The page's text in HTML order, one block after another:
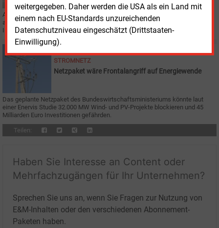
weitergegeben. Daher werden die USA als ein Land mit
einem nach EU-Standards unzureichenden
Datenschutzniveau eingeschätzt (Drittstaaten-
Einwilligung).
Allianz Global Investors erwirbt im Auftrag von Allianz-Gesellschaften Anteile
an Amprion über die Talanx-Struktur. Beide Partner planen umfangreiche
Investitionen in den Netzausbau.
STROMNETZ
Netzpaket wäre Frontalangriff auf Energiewende
Das geplante Netzpaket des Bundeswirtschaftsministeriums könnte laut
einer Enervis Studie 32.000 MW Wind- und PV-Projekte blockieren und 45
Milliarden Euro Investitionen gefährden.
Teilen:
Haben Sie Interesse an Content oder
Mehrfachzugängen für Ihr Unternehmen?
Sprechen Sie uns an, wenn Sie Fragen zur Nutzung von
E&M-Inhalten oder den verschiedenen Abonnement-
Paketen haben.